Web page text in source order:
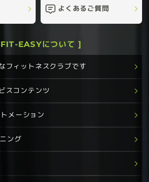
よくあるご質問
EASYについて ]
フィットネスクラブです
スコンテンツ
メーション
ング